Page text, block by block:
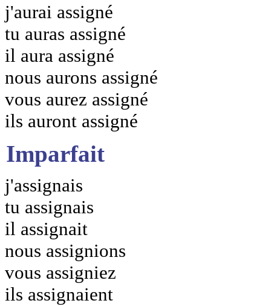
j'aurai assigné
tu auras assigné
il aura assigné
nous aurons assigné
vous aurez assigné
ils auront assigné
Imparfait
j'assignais
tu assignais
il assignait
nous assignions
vous assigniez
ils assignaient